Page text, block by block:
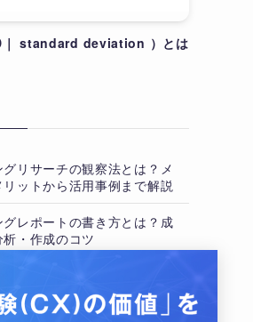
｜ standard deviation ）とは
リサーチの観察法とは？メ
リットから活用事例まで解説
レポートの書き方とは？成
・作成のコツ
相場・マナー